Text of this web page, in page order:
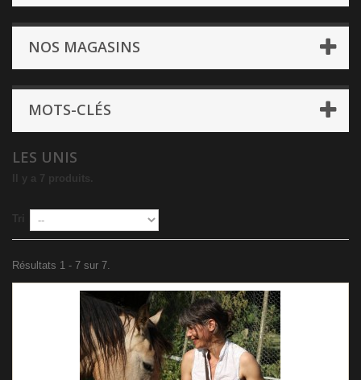
NOS MAGASINS
MOTS-CLÉS
LES UNIS
Il y a 7 produits.
Tri
Résultats 1 - 7 sur 7.